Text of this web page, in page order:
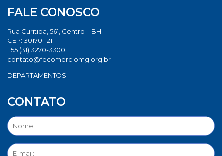
FALE CONOSCO
Rua Curitiba, 561, Centro – BH
CEP: 30170-121
+55 (31) 3270-3300
contato@fecomerciomg.org.br
DEPARTAMENTOS
CONTATO